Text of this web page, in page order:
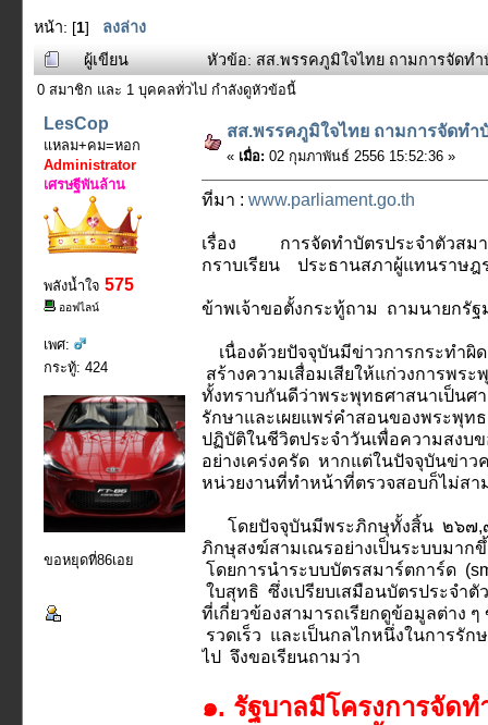
หน้า: [1] ลงล่าง
ผู้เขียน
หัวข้อ: สส.พรรคภูมิใจไทย ถามการจัดท
0 สมาชิก และ 1 บุคคลทั่วไป กำลังดูหัวข้อนี้
LesCop
แหลม+คม=หอก
Administrator
เศรษฐีพันล้าน
พลังน้ำใจ 575
ออฟไลน์
เพศ:
กระทู้: 424
ขอหยุดที่86เอย
สส.พรรคภูมิใจไทย ถามการจัดทำ
« เมื่อ: 02 กุมภาพันธ์ 2556 15:52:36 »
ที่มา : www.parliament.go.th
เรื่อง การจัดทำบัตรประจำตัวสมา
กราบเรียน ประธานสภาผู้แทนราษฎ
ข้าพเจ้าขอตั้งกระทู้ถาม ถามนายกรั
เนื่องด้วยปัจจุบันมีข่าวการกระทำผิ
สร้างความเสื่อมเสียให้แก่วงการพ
ทั้งทราบกันดีว่าพระพุทธศาสนาเป็น
รักษาและเผยแพร่คำสอนของพระพุท
ปฏิบัติในชีวิตประจำวันเพื่อความสงบ
อย่างเคร่งครัด หากแต่ในปัจจุบันข่า
หน่วยงานที่ทำหน้าที่ตรวจสอบก็ไม่สา
โดยปัจจุบันมีพระภิกษุทั้งสิ้น ๒๖๗,
ภิกษุสงฆ์สามเณรอย่างเป็นระบบมาก
โดยการนำระบบบัตรสมาร์ตการ์ด
ใบสุทธิ ซึ่งเปรียบเสมือนบัตรประจำ
ที่เกี่ยวข้องสามารถเรียกดูข้อมูลต่าง
รวดเร็ว และเป็นกลไกหนึ่งในการรั
ไป จึงขอเรียนถามว่า
๑. รัฐบาลมีโครงการจัด